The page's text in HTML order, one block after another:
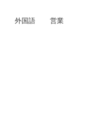
外国語 営業